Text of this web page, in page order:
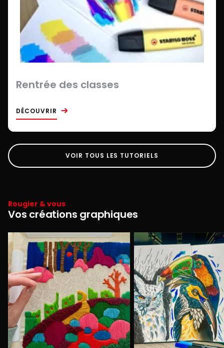
Rentrée des classes
DÉCOUVRIR
VOIR TOUS LES TUTORIELS
Rougier & vous
Vos créations graphiques